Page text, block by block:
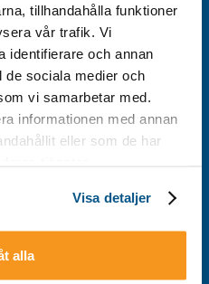
tillhandahålla funktioner
vår trafik. Vi
identifierare och annan
de sociala medier och
vi samarbetar med.
informationen med annan
eller som de har
Visa detaljer
alla
- Vi ses på berget!